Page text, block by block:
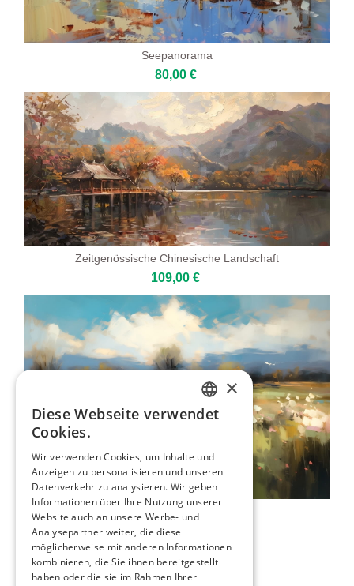
Seepanorama
80,00 €
Zeitgenössische Chinesische Landschaft
109,00 €
Abendlandschaft
109,00 €
ENGLISH
GERMAN
FRENCH
×
Diese Webseite verwendet
Cookies.
Wir verwenden Cookies, um Inhalte und
Anzeigen zu personalisieren und unseren
Datenverkehr zu analysieren. Wir geben
Informationen über Ihre Nutzung unserer
Website auch an unsere Werbe- und
Analysepartner weiter, die diese
möglicherweise mit anderen Informationen
kombinieren, die Sie ihnen bereitgestellt
haben oder die sie im Rahmen Ihrer